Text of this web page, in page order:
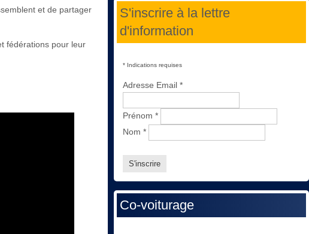
et de partager
fédérations pour leur
S'inscrire à la lettre
d'information
* Indications requises
Adresse Email *
Prénom *
Nom *
Co-voiturage